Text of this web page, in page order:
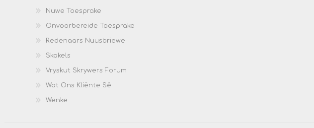
Nuwe Toesprake
Onvoorbereide Toesprake
Redenaars Nuusbriewe
Skakels
Vryskut Skrywers Forum
Wat Ons Kliënte Sê
Wenke